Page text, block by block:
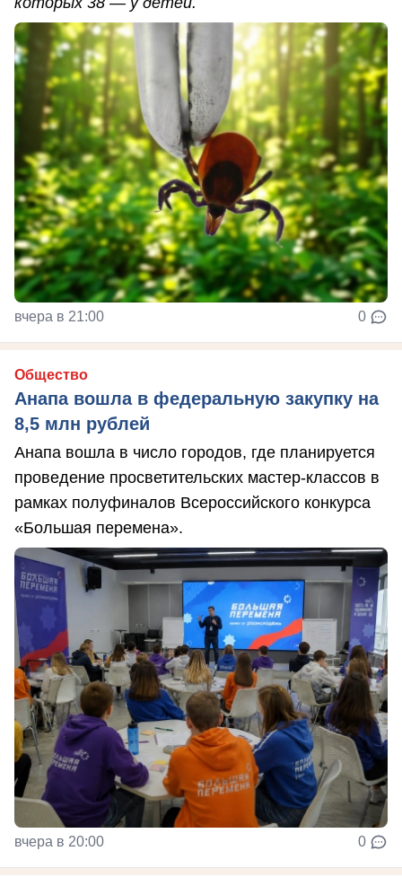
вчера в 21:00 0
Общество
Анапа вошла в федеральную закупку на
8,5 млн рублей
Анапа вошла в число городов, где планируется
проведение просветительских мастер-классов в
рамках полуфиналов Всероссийского конкурса
«Большая перемена».
вчера в 20:00 0